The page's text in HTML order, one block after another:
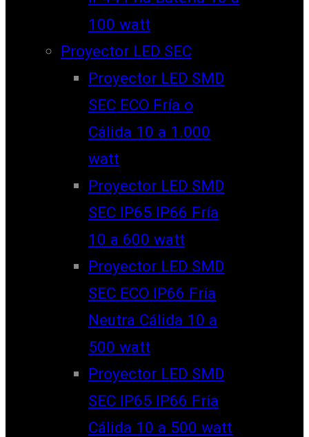
100 watt
Proyector LED SEC
Proyector LED SMD
SEC ECO Fría o
Cálida 10 a 1.000
watt
Proyector LED SMD
SEC IP65 IP66 Fría
10 a 600 watt
Proyector LED SMD
SEC ECO IP66 Fría
Neutra Cálida 10 a
500 watt
Proyector LED SMD
SEC IP65 IP66 Fría
Cálida 10 a 500 watt